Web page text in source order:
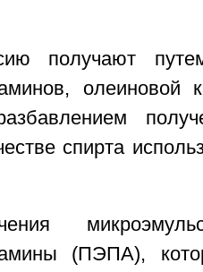
получают
олеиновой
спирта
(ПЭПА),